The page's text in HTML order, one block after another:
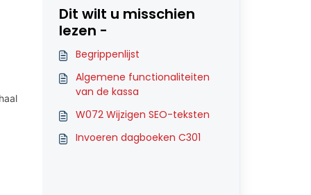
Dit wilt u misschien
lezen -
Begrippenlijst
Algemene functionaliteiten
van de kassa
W072 Wijzigen SEO-teksten
Invoeren dagboeken C301